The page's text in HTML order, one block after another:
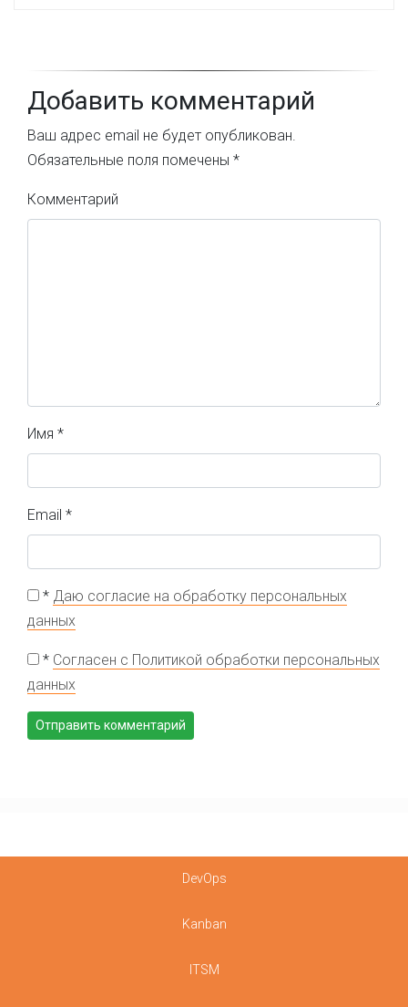
Добавить комментарий
Ваш адрес email не будет опубликован.
Обязательные поля помечены *
Комментарий
Имя *
Email *
* Даю согласие на обработку персональных
данных
* Согласен с Политикой обработки персональных
данных
DevOps
Kanban
ITSM